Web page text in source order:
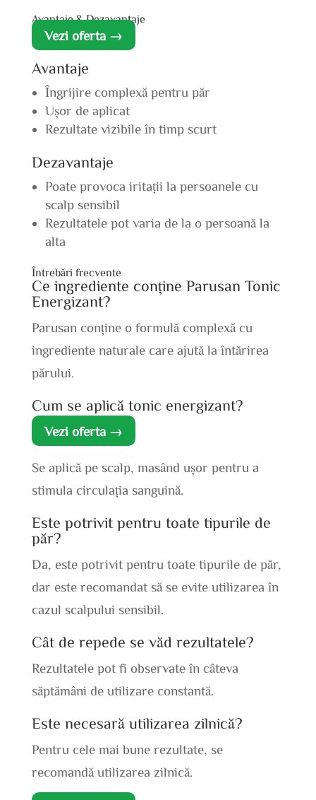
Avantaje & Dezavantaje
Vezi oferta →
Avantaje
Îngrijire complexă pentru păr
Ușor de aplicat
Rezultate vizibile în timp scurt
Dezavantaje
Poate provoca iritații la persoanele cu
scalp sensibil
Rezultatele pot varia de la o persoană la
alta
Întrebări frecvente
Ce ingrediente conține Parusan Tonic
Energizant?
Parusan conține o formulă complexă cu
ingrediente naturale care ajută la întărirea
părului.
Cum se aplică tonic energizant?
Vezi oferta →
Se aplică pe scalp, masând ușor pentru a
stimula circulația sanguină.
Este potrivit pentru toate tipurile de
păr?
Da, este potrivit pentru toate tipurile de păr,
dar este recomandat să se evite utilizarea în
cazul scalpului sensibil.
Cât de repede se văd rezultatele?
Rezultatele pot fi observate în câteva
săptămâni de utilizare constantă.
Este necesară utilizarea zilnică?
Pentru cele mai bune rezultate, se
recomandă utilizarea zilnică.